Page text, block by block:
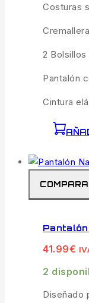
Costuras
2 Bolsillos
Pantalón
Cintura
41.99€
2
Diseñado